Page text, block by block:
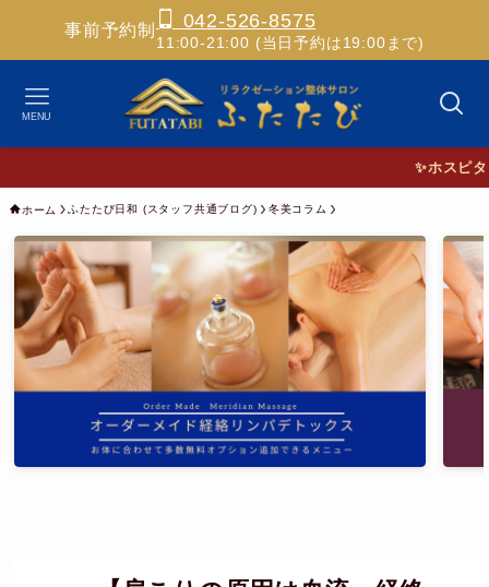
事前予約制 042-526-8575
11:00-21:00 (当日予約は19:00まで)
MENU
✨ホスピタリティ
ホーム ふたたび日和 (スタッフ共通ブログ) 冬美コラム